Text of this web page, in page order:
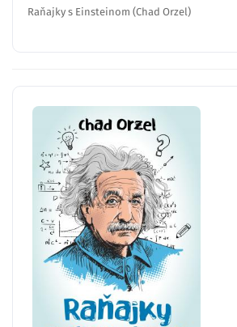
Raňajky s Einsteinom (Chad Orzel)